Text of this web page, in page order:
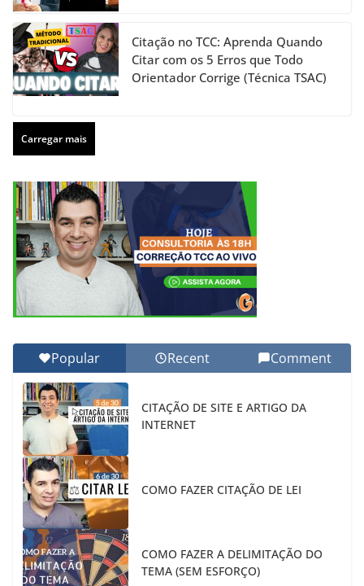
Citação no TCC: Aprenda Quando
Citar com os 5 Erros que Todo
Orientador Corrige (Técnica TSAC)
Carregar mais
Popular Recent Comment
CITAÇÃO DE SITE E ARTIGO DA
INTERNET
COMO FAZER CITAÇÃO DE LEI
COMO FAZER A DELIMITAÇÃO DO
TEMA (SEM ESFORÇO)